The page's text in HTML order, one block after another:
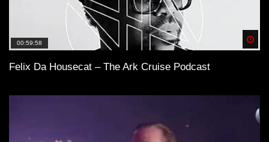
00:59:58
Felix Da Housecat – The Ark Cruise Podcast